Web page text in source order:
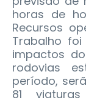
horas de
Recursos
Trabalho
impactos
rodovias
período,
81